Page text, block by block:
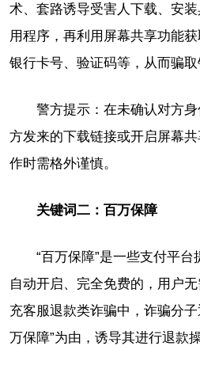
术、套路诱导受害人下载、安
用程序，再利用屏幕共享功能获
银行卡号、验证码等，从而骗取
警方提示：在未确认对方
方发来的下载链接或开启屏幕
作时需格外谨慎。
关键词二：百万保障
“百万保障”是一些支付平
自动开启、完全免费的，用户
充客服退款类诈骗中，诈骗分
万保障”为由，诱导其进行退款